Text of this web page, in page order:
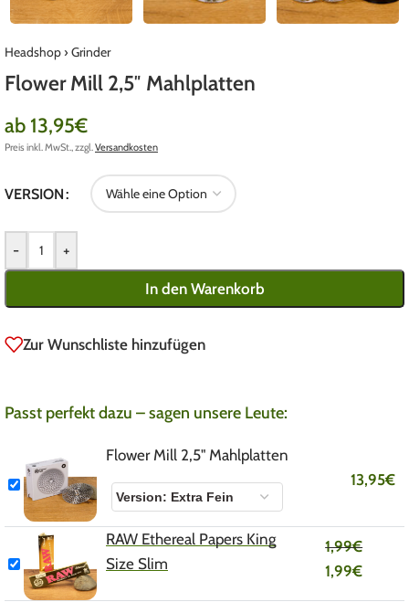
Headshop› Grinder
Flower Mill 2,5″ Mahlplatten
ab 13,95€
Preis inkl. MwSt., zzgl.Versandkosten
VERSION
- +
In den Warenkorb
Zur Wunschliste hinzufügen
Passt perfekt dazu – sagen unsere Leute:
Flower Mill 2,5" Mahlplatten
13,95€
RAW Ethereal Papers King
Size Slim
1,99€
1,99€